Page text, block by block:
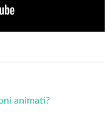
animati?